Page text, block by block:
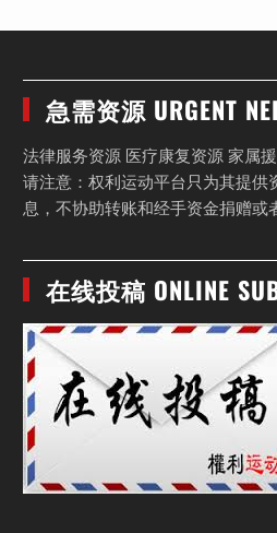
急需资源 URGENT
法律服务资源 医疗康复资源 家属
请注意：权利运动平台只为其提供
息，不协助转账和经手资金捐赠或
在线投稿 ONLINE